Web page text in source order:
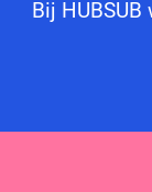
Bij